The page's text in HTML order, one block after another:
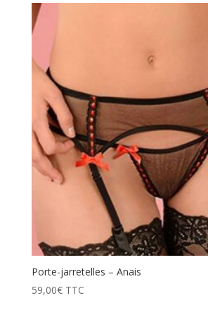
Porte-jarretelles – Anais
59,00€ TTC